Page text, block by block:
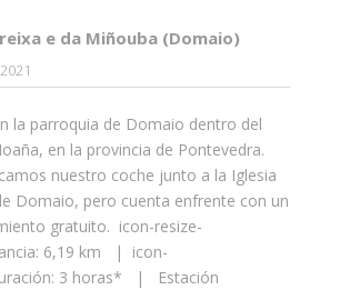
e da Miñouba (Domaio)
la parroquia de Domaio dentro del
en la provincia de Pontevedra.
nuestro coche junto a la Iglesia
Domaio, pero cuenta enfrente con un
gratuito. icon-resize-
6,19 km | icon-
3 horas* | Estación